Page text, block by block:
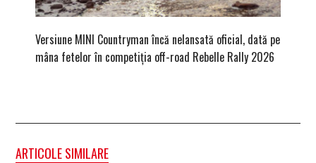
Versiune MINI Countryman încă nelansată oficial, dată pe
mâna fetelor în competiția off-road Rebelle Rally 2026
ARTICOLE SIMILARE